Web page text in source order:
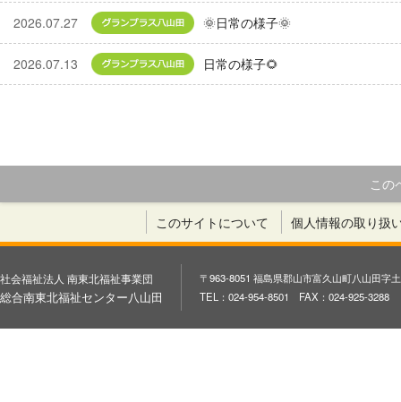
2026.07.27 グランプラス八山田
🌞日常の様子🌞
2026.07.13 グランプラス八山田
日常の様子🌻
この
このサイトについて 個人情報の取り扱
社会福祉法人 南東北福祉事業団
総合南東北福祉センター八山田
〒963-8051 福島県郡山市富久山町八山田字
TEL：024-954-8501 FAX：024-925-3288